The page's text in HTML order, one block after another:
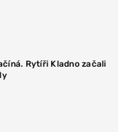
Rytíři Kladno začali